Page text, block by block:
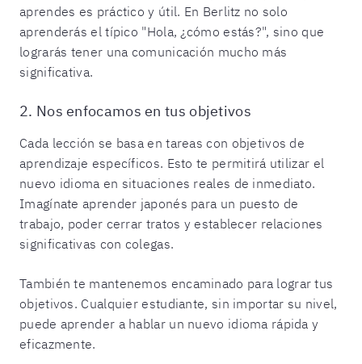
aprendes es práctico y útil. En Berlitz no solo
aprenderás el típico "Hola, ¿cómo estás?", sino que
lograrás tener una comunicación mucho más
significativa.
2. Nos enfocamos en tus objetivos
Cada lección se basa en tareas con objetivos de
aprendizaje específicos. Esto te permitirá utilizar el
nuevo idioma en situaciones reales de inmediato.
Imagínate aprender japonés para un puesto de
trabajo, poder cerrar tratos y establecer relaciones
significativas con colegas.
También te mantenemos encaminado para lograr tus
objetivos. Cualquier estudiante, sin importar su nivel,
puede aprender a hablar un nuevo idioma rápida y
eficazmente.